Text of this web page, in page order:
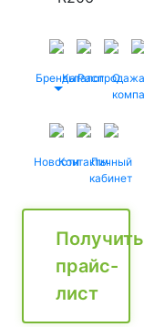
БрендыКаталог
Распродажа
О
НовостиКонтактыЛичный
кабинет
Получить
прайс-
лист